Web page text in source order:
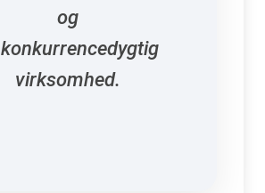
og
konkurrencedygtig
virksomhed.